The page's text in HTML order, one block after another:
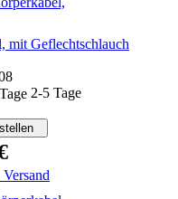
mit Geflechtschlauch
2-5 Tage